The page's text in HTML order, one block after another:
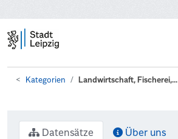
Kategorien Landwirtschaft, Fischerei,...
Datensätze Über uns